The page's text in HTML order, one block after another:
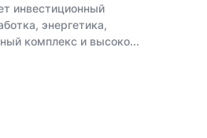
инвестиционный
энергетика,
комплекс и высоко...